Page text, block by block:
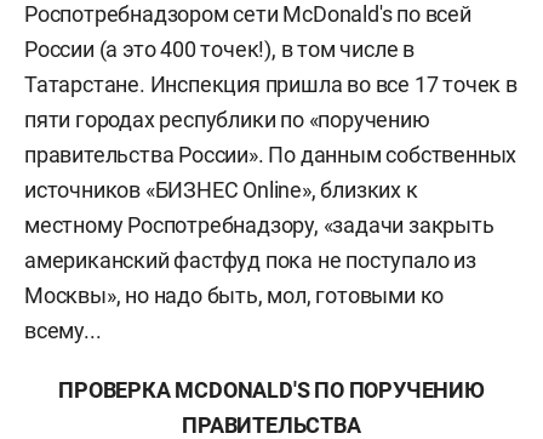
Роспотребнадзором сети МсDonald's по всей
России (а это 400 точек!), в том числе в
Татарстане. Инспекция пришла во все 17 точек в
пяти городах республики по «поручению
правительства России». По данным собственных
источников «БИЗНЕС Online», близких к
местному Роспотребнадзору, «задачи закрыть
американский фастфуд пока не поступало из
Москвы», но надо быть, мол, готовыми ко
всему...
ПРОВЕРКА MCDONALD'S ПО ПОРУЧЕНИЮ
ПРАВИТЕЛЬСТВА